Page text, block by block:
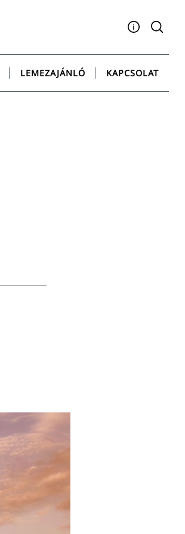
Facebook
YouTubeInstagram
TwitterSpotify
LEMEZAJÁNLÓ KAPCSOLAT